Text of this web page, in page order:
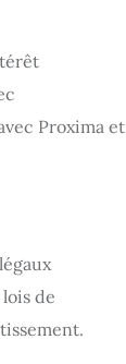
Proxima et
de